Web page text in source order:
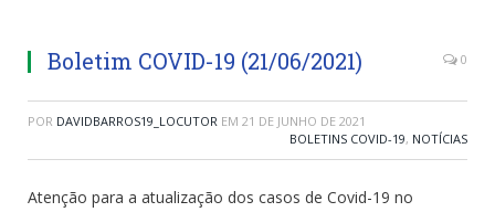
Boletim COVID-19 (21/06/2021) 0
POR DAVIDBARROS19_LOCUTOR EM 21 DE JUNHO DE 2021
BOLETINS COVID-19, NOTÍCIAS
Atenção para a atualização dos casos de Covid-19 no